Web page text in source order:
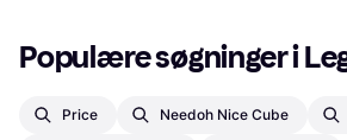
Populære søgninger i
Price Needoh Nice Cube